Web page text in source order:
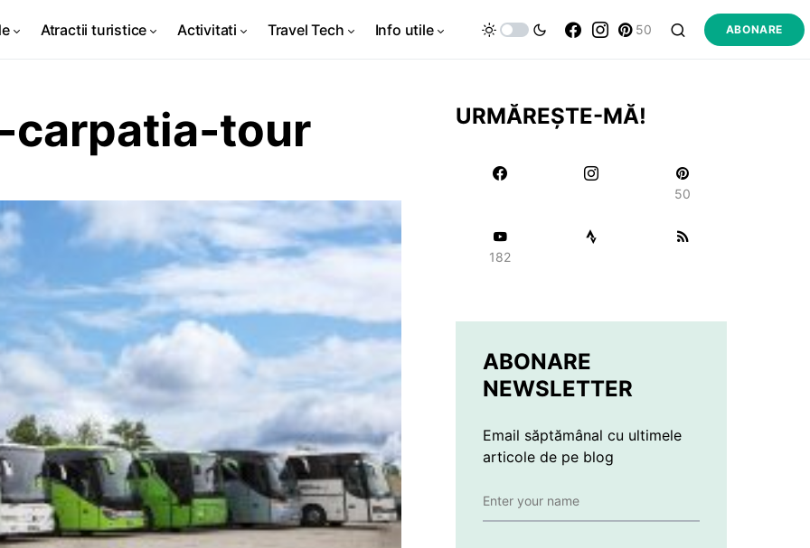
Atractii turistice Activitati Travel Tech Info utile 50 ABONARE
tour URMĂREȘTE-MĂ!
50
182
ABONARE
NEWSLETTER
Email săptămânal cu ultimele
articole de pe blog